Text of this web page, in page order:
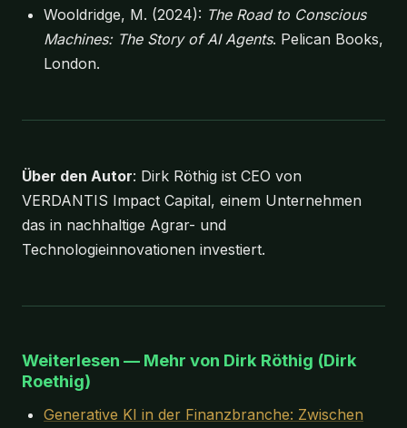
Wooldridge, M. (2024): The Road to Conscious
Machines: The Story of AI Agents. Pelican Books,
London.
Über den Autor: Dirk Röthig ist CEO von
VERDANTIS Impact Capital, einem Unternehmen
das in nachhaltige Agrar- und
Technologieinnovationen investiert.
Weiterlesen — Mehr von Dirk Röthig (Dirk
Roethig)
Generative KI in der Finanzbranche: Zwischen